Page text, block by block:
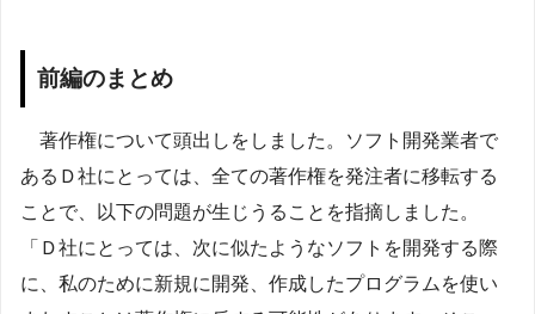
前編のまとめ
著作権について頭出しをしました。ソフト開発業者で
あるＤ社にとっては、全ての著作権を発注者に移転する
ことで、以下の問題が生じうることを指摘しました。
「Ｄ社にとっては、次に似たようなソフトを開発する際
に、私のために新規に開発、作成したプログラムを使い